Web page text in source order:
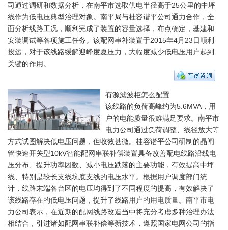
司通过调研和数据分析，在南平市选取供电半径高于25公里的中坪
线作为低电压典型治理对象。南平局与桂容谐平公司通力合作，全
面分析线路工况，顺利完成了装置的容量选择，布点确定，基建和
安装调试等各项施工任务。该配网串补装置于2015年4月23日顺利
投运，对于该线路缓解迎峰度夏压力，大幅度减少低电压用户起到
关键的作用。
有源滤波柜怎么配置
该线路的负荷高峰约为5.6MVA，用
户的电能质量很难满足要求。南平市
电力公司通过负荷调整、线径放大等
方式试图解决低电压问题，但收效甚微。桂容谐平公司研制的晶闸
管快速开关型10kV智能配网串联补偿装置具备改善配电线路沿线电
压分布、提升功率因数、减小电压跌落的主要功能，有效提高中坪
线、特别是较长支线坑底支线的电压水平。根据用户调度部门统
计，线路末端各台区的电压均得到了不同程度的提高，有效解决了
该线路存在的低电压问题，提升了线路用户的用电质量。南平市电
力公司表示，在近期的配网线路改造当中将充分考虑多种治理办法
相结合，引进诸如配网串联补偿等新技术，遵照国家电网公司的指